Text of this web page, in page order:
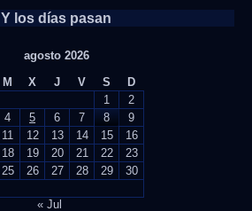
Y los días pasan
agosto 2026
M X J V S
D
1
2
4 5 6 7 8
9
11 12 13 14 15
16
18 19 20 21 22
23
25 26 27 28 29
30
« Jul